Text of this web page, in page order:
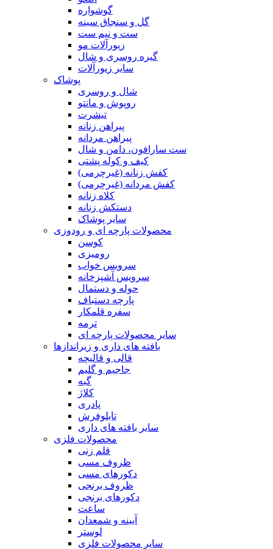
گوشواره
گل و سنجاق سینه
ست و نیم ست
زیورآلات مو
گیره روسری و شال
سایر زیورآلات
پوشاک
شال و روسری
روپوش و مانتو
تیشرت
پیراهن زنانه
پیراهن مردانه
ست سارافون، دامن و شال
کیف و کوله پشتی
کفش زنانه (غیرچرمی)
کفش مردانه (غیرچرمی)
کلاه زنانه
دستکش زنانه
سایر پوشاک
محصولات پارچه ای و رودوزی
کوسن
رومیزی
سرویس خواب
سرویس آشپزخانه
حوله و دستمال
پارچه دستباف
سفره قلمکار
ترمه
سایر محصولات پارچه ای
بافته های داری و زیراندازها
قالی و قالیچه
جاجیم و گلیم
گبه
کلاژ
پادری
تابلوفرش
سایر بافته های داری
محصولات فلزی
قلم زنی
ظروف مسی
دکورهای مسی
ظروف برنجی
دکورهای برنجی
ساعت
آیینه و شمعدان
لوستر
سایر محصولات فلزی